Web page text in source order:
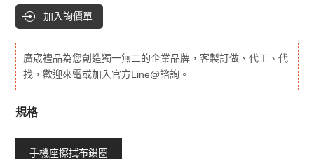
加入詢價單
廣宬禮品為您創造獨一無二的企業品牌，客製訂做、代工、代
找，歡迎來電或加入官方Line@諮詢。
規格
手機座擦拭布鎖圈